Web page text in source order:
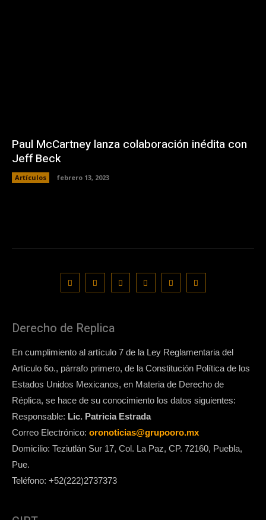
Paul McCartney lanza colaboración inédita con
Jeff Beck
Artículos febrero 13, 2023
Derecho de Replica
En cumplimiento al artículo 7 de la Ley Reglamentaria del
Artículo 6o., párrafo primero, de la Constitución Política de los
Estados Unidos Mexicanos, en Materia de Derecho de
Réplica, se hace de su conocimiento los datos siguientes:
Responsable: Lic. Patricia Estrada
Correo Electrónico: oronoticias@grupooro.mx
Domicilio: Teziutlán Sur 17, Col. La Paz, CP. 72160, Puebla,
Pue.
Teléfono: +52(222)2737373